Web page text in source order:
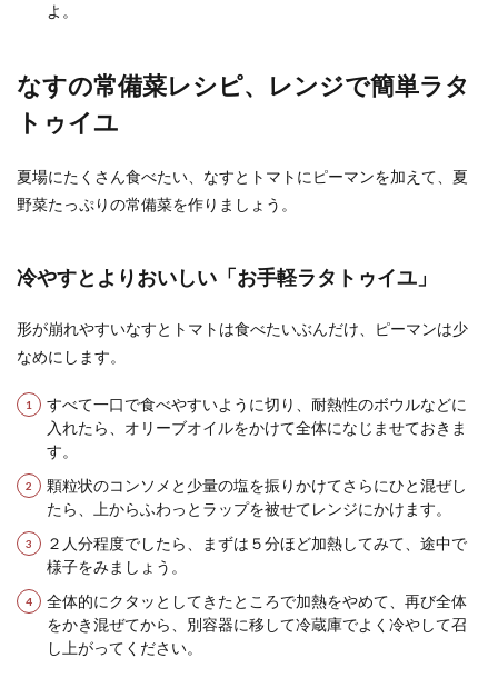
よ。
なすの常備菜レシピ、レンジで簡単ラタ
トゥイユ
夏場にたくさん食べたい、なすとトマトにピーマンを加えて、夏
野菜たっぷりの常備菜を作りましょう。
冷やすとよりおいしい「お手軽ラタトゥイユ」
形が崩れやすいなすとトマトは食べたいぶんだけ、ピーマンは少
なめにします。
すべて一口で食べやすいように切り、耐熱性のボウルなどに
入れたら、オリーブオイルをかけて全体になじませておきま
す。
顆粒状のコンソメと少量の塩を振りかけてさらにひと混ぜし
たら、上からふわっとラップを被せてレンジにかけます。
２人分程度でしたら、まずは５分ほど加熱してみて、途中で
様子をみましょう。
全体的にクタッとしてきたところで加熱をやめて、再び全体
をかき混ぜてから、別容器に移して冷蔵庫でよく冷やして召
し上がってください。